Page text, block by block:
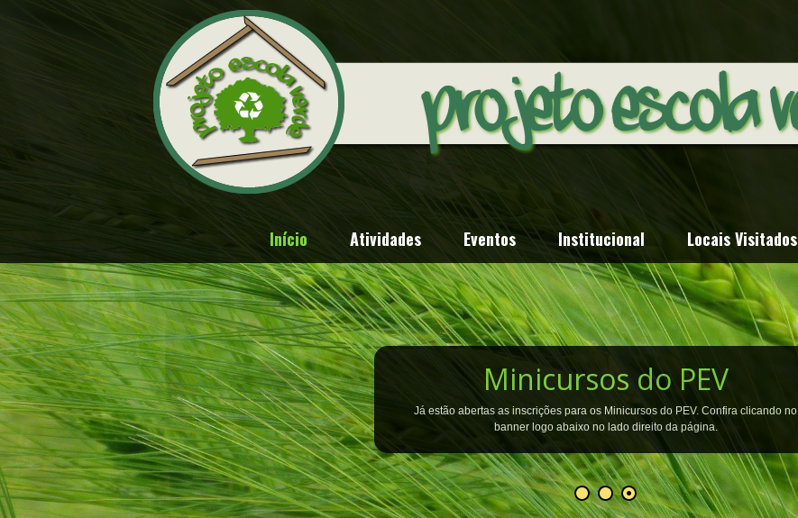
Minicursos do PEV
Já estão abertas as inscrições para os Minicursos do PEV. Confira clicando no
banner logo abaixo no lado direito da página.
Início Atividades Eventos Institucional Locais Visitados